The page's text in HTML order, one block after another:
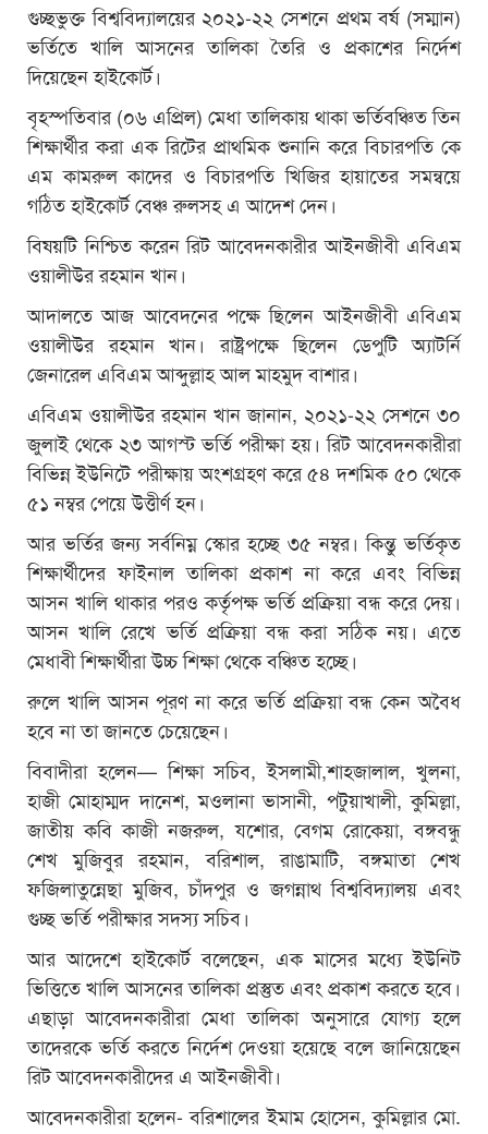
গুচ্ছভুক্ত বিশ্ববিদ্যালয়ের ২০২১-২২ সেশনে প্রথম বর্ষ (সম্মান)
ভর্তিতে খালি আসনের তালিকা তৈরি ও প্রকাশের নির্দেশ
দিয়েছেন হাইকোর্ট।
বৃহস্পতিবার (০৬ এপ্রিল) মেধা তালিকায় থাকা ভর্তিবঞ্চিত তিন
শিক্ষার্থীর করা এক রিটের প্রাথমিক শুনানি করে বিচারপতি কে
এম কামরুল কাদের ও বিচারপতি খিজির হায়াতের সমন্বয়ে
গঠিত হাইকোর্ট বেঞ্চ রুলসহ এ আদেশ দেন।
বিষয়টি নিশ্চিত করেন রিট আবেদনকারীর আইনজীবী এবিএম
ওয়ালীউর রহমান খান।
আদালতে আজ আবেদনের পক্ষে ছিলেন আইনজীবী এবিএম
ওয়ালীউর রহমান খান। রাষ্ট্রপক্ষে ছিলেন ডেপুটি অ্যাটর্নি
জেনারেল এবিএম আব্দুল্লাহ আল মাহমুদ বাশার।
এবিএম ওয়ালীউর রহমান খান জানান, ২০২১-২২ সেশনে ৩০
জুলাই থেকে ২৩ আগস্ট ভর্তি পরীক্ষা হয়। রিট আবেদনকারীরা
বিভিন্ন ইউনিটে পরীক্ষায় অংশগ্রহণ করে ৫৪ দশমিক ৫০ থেকে
৫১ নম্বর পেয়ে উত্তীর্ণ হন।
আর ভর্তির জন্য সর্বনিম্ন স্কোর হচ্ছে ৩৫ নম্বর। কিন্তু ভর্তিকৃত
শিক্ষার্থীদের ফাইনাল তালিকা প্রকাশ না করে এবং বিভিন্ন
আসন খালি থাকার পরও কর্তৃপক্ষ ভর্তি প্রক্রিয়া বন্ধ করে দেয়।
আসন খালি রেখে ভর্তি প্রক্রিয়া বন্ধ করা সঠিক নয়। এতে
মেধাবী শিক্ষার্থীরা উচ্চ শিক্ষা থেকে বঞ্চিত হচ্ছে।
রুলে খালি আসন পূরণ না করে ভর্তি প্রক্রিয়া বন্ধ কেন অবৈধ
হবে না তা জানতে চেয়েছেন।
বিবাদীরা হলেন— শিক্ষা সচিব, ইসলামী,শাহজালাল, খুলনা,
হাজী মোহাম্মদ দানেশ, মওলানা ভাসানী, পটুয়াখালী, কুমিল্লা,
জাতীয় কবি কাজী নজরুল, যশোর, বেগম রোকেয়া, বঙ্গবন্ধু
শেখ মুজিবুর রহমান, বরিশাল, রাঙামাটি, বঙ্গমাতা শেখ
ফজিলাতুন্নেছা মুজিব, চাঁদপুর ও জগন্নাথ বিশ্ববিদ্যালয় এবং
গুচ্ছ ভর্তি পরীক্ষার সদস্য সচিব।
আর আদেশে হাইকোর্ট বলেছেন, এক মাসের মধ্যে ইউনিট
ভিত্তিতে খালি আসনের তালিকা প্রস্তুত এবং প্রকাশ করতে হবে।
এছাড়া আবেদনকারীরা মেধা তালিকা অনুসারে যোগ্য হলে
তাদেরকে ভর্তি করতে নির্দেশ দেওয়া হয়েছে বলে জানিয়েছেন
রিট আবেদনকারীদের এ আইনজীবী।
আবেদনকারীরা হলেন- বরিশালের ইমাম হোসেন, কুমিল্লার মো.